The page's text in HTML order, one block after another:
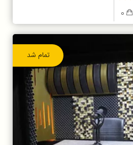
تمام شد